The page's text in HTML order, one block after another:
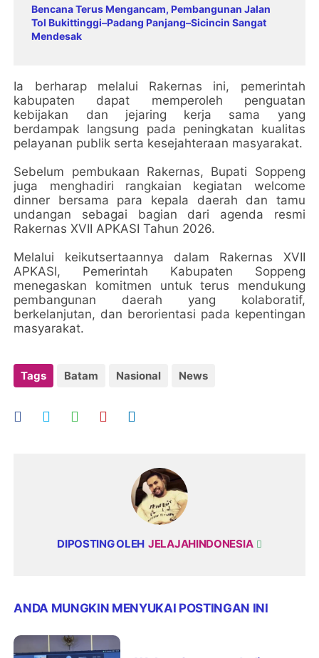
Bencana Terus Mengancam, Pembangunan Jalan
Tol Bukittinggi–Padang Panjang–Sicincin Sangat
Mendesak
Ia berharap melalui Rakernas ini, pemerintah
kabupaten dapat memperoleh penguatan
kebijakan dan jejaring kerja sama yang
berdampak langsung pada peningkatan kualitas
pelayanan publik serta kesejahteraan masyarakat.
Sebelum pembukaan Rakernas, Bupati Soppeng
juga menghadiri rangkaian kegiatan welcome
dinner bersama para kepala daerah dan tamu
undangan sebagai bagian dari agenda resmi
Rakernas XVII APKASI Tahun 2026.
Melalui keikutsertaannya dalam Rakernas XVII
APKASI, Pemerintah Kabupaten Soppeng
menegaskan komitmen untuk terus mendukung
pembangunan daerah yang kolaboratif,
berkelanjutan, dan berorientasi pada kepentingan
masyarakat.
Tags Batam Nasional News
DIPOSTING OLEH JELAJAHINDONESIA
ANDA MUNGKIN MENYUKAI POSTINGAN INI